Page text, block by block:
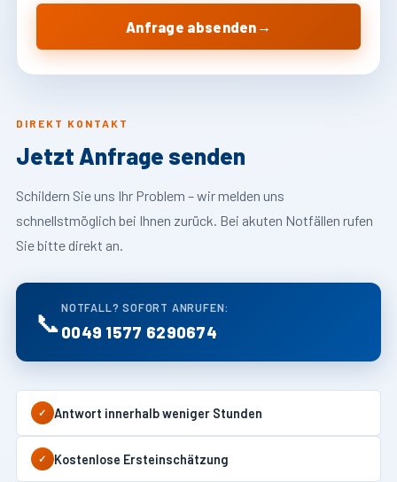
DIREKT KONTAKT
Jetzt Anfrage senden
Schildern Sie uns Ihr Problem – wir melden uns
schnellstmöglich bei Ihnen zurück. Bei akuten Notfällen rufen
Sie bitte direkt an.
📞 NOTFALL? SOFORT ANRUFEN:
0049 1577 6290674
✓ Antwort innerhalb weniger Stunden
✓ Kostenlose Ersteinschätzung
Anfrage absenden →